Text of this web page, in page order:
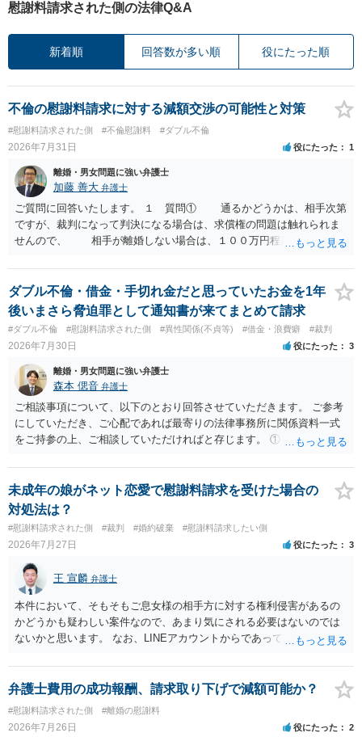
慰謝料請求された側の法律Q&A
新着順 回答数が多い順 役にたった順
不倫の慰謝料請求に対する減額交渉の可能性と対策
#慰謝料請求された側 #不倫慰謝料 #ダブル不倫
2026年7月31日 役にたった 1
離婚・男女問題に強い弁護士
加藤 善大 弁護士
ご質問に回答いたします。 １ 質問① 通るかどうかは、相手次第
ですが、裁判になって判決になる場合は、求償権の問題は触れられま
せんので、 相手が離婚しない場合は、１００万円程度となる可能
するデメリットはありますから（経済的、時間的、精神的負担等）、
反対にご自身が、裁判も辞さずという姿勢を示すことで、プラス
に働く可能性は有り得ます。 交渉で解決する多くの場合は、相手
が弁護士に依頼しているケースで、５０万円以下で合意できる場合は
稀であると思います。 通常は、６０万円から８０万円程度になる
ことが多いというのが私の印象です。 ２ 質問② ご記載の内容が
減額を進めるうえでの交渉材料かと思います。 なお、ご自身が離
婚しないことは、交渉材料にはならないかと思いますので、ご注意く
ださい。 また、相手夫婦の婚姻関係が既に破綻していたことや、
相手女性が結婚しているとは知らなかったと主張することもあります
が、 ケースバイケースですので、ご自身の場合にそれらの主張が
できるかはよくお考え下さい。 ３ 質問③ 違約金を５０万円とす
る旨の交渉をすることが妥当かどうかという基準はありません。
公序良俗に反するような金額では、その条項自体が無効になり得ます
が、 ２００万円でも、５０万円でも、公序良俗に反するほど高額
とはいえないと考えますので、 結局は、妥当かどうかというより
も、ご自身が納得できるかどうかという基準でお考えいただくといい
と思います。 そのうえで、合意できるかは、相手も納得できるか
否かにかかってはきますが。 ４ 質問④ ご記載の内容からは判断
できないのですが、 清算条項を記載しないで合意することはリス
クがありますので、むしろ、原則としては、清算条項を記載するべき
であるとお考えいただくといいです。 ご質問に対する回答は以上で
すが、可能であれば、ご依頼になるかは別として、お近くの弁護士に
直接相談されて、 今後の対応についてアドバイス等を求めることを
ダブル不倫・借金・手切れ金だと思っていたお金を1年
後いまさら脅迫罪として通知書が来てまとめて請求
#ダブル不倫 #慰謝料請求された側 #異性関係(不貞等) #借金・浪費癖 #裁判
2026年7月30日 役にたった 3
離婚・男女問題に強い弁護士
森本 偲音 弁護士
ご相談事項について、以下のとおり回答させていただきます。 ご参考
にしていただき、ご心配であれば最寄りの法律事務所に関係資料一式
をご持参の上、ご相談していただければと存じます。 ① このLINEの
される可能性はあるのか ⇒LINEを含む１００万円の貸付に至るまでの
やり取り等の経緯、誓約書の内容等を踏まえて、関係を清算するため
の 金銭であったと評価される可能性はあると考えます。 ② 「今後一
切関与しないなら100万円振り込む」というLINEや誓約書は、裁判上
どの程度証拠価値があるのか ⇒前後のやり取りや誓約書の具体的内容
を見ない限り、具体的な判断はできませんが、一定の証拠価値はある
と考えます。 ③ 借用書があっても、後から100万円を貸付扱いに変更
することは認められるのか。 ⇒おそらく１００万円は不当利得（受け
取る正当な権利がないのに利益を取得した）として返還請求されてい
るものかと推察しますので、 貸金返還ではないかと存じます。 ④ 私
は現在、収入も不安定で貯金もなくリボ払い借金が既に約100万あり。
今年に再婚したが主人はお金に厳しい為、一括で220万円を支払う事は
困難 仮に裁判で敗訴した場合でも、分割払いになる可能性はあります
か。 ⇒判決となり敗訴してしまった場合は、強制執行により不動産等
の財産を差し押さえられ、そこから債権回収が図られることになりま
すが、 和解であれば柔軟な解決が可能ですので、その場合は分割払
いにより支払うことも十分可能です。 ⑤ このような事情であれば、私
未成年の娘がネット恋愛で慰謝料請求を受けた場合の
対処法は？
#慰謝料請求された側 #裁判 #婚約破棄 #慰謝料請求したい側
2026年7月27日 役にたった 3
王 宣麟 弁護士
本件において、そもそもご息女様の相手方に対する権利侵害があるの
かどうかも疑わしい案件なので、あまり気にされる必要はないのでは
ないかと思います。 なお、LINEアカウントからであっても、そこに紐
るパターンはありえるものの、本件のような精神的損害が発生したと
明確にいえないような案件において開示がなされる可能性も低いので
弁護士費用の成功報酬、請求取り下げで減額可能か？
#慰謝料請求された側 #離婚の慰謝料
2026年7月26日 役にたった 2